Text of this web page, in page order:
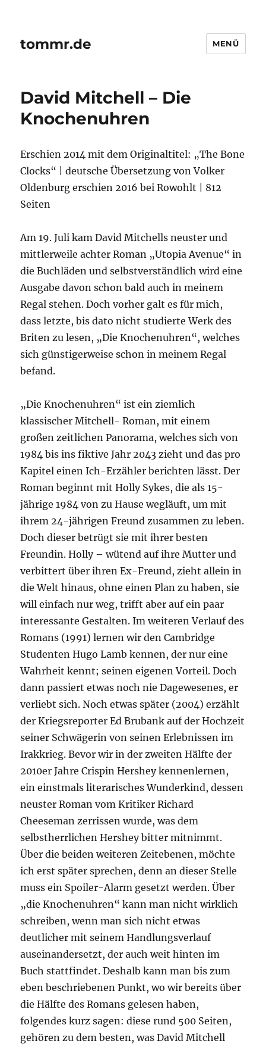
tommr.de MENÜ
David Mitchell – Die
Knochenuhren
Erschien 2014 mit dem Originaltitel: „The Bone
Clocks“ | deutsche Übersetzung von Volker
Oldenburg erschien 2016 bei Rowohlt | 812
Seiten
Am 19. Juli kam David Mitchells neuster und
mittlerweile achter Roman „Utopia Avenue“ in
die Buchläden und selbstverständlich wird eine
Ausgabe davon schon bald auch in meinem
Regal stehen. Doch vorher galt es für mich,
dass letzte, bis dato nicht studierte Werk des
Briten zu lesen, „Die Knochenuhren“, welches
sich günstigerweise schon in meinem Regal
befand.
„Die Knochenuhren“ ist ein ziemlich
klassischer Mitchell- Roman, mit einem
großen zeitlichen Panorama, welches sich von
1984 bis ins fiktive Jahr 2043 zieht und das pro
Kapitel einen Ich-Erzähler berichten lässt. Der
Roman beginnt mit Holly Sykes, die als 15-
jährige 1984 von zu Hause wegläuft, um mit
ihrem 24-jährigen Freund zusammen zu leben.
Doch dieser betrügt sie mit ihrer besten
Freundin. Holly – wütend auf ihre Mutter und
verbittert über ihren Ex-Freund, zieht allein in
die Welt hinaus, ohne einen Plan zu haben, sie
will einfach nur weg, trifft aber auf ein paar
interessante Gestalten. Im weiteren Verlauf des
Romans (1991) lernen wir den Cambridge
Studenten Hugo Lamb kennen, der nur eine
Wahrheit kennt; seinen eigenen Vorteil. Doch
dann passiert etwas noch nie Dagewesenes, er
verliebt sich. Noch etwas später (2004) erzählt
der Kriegsreporter Ed Brubank auf der Hochzeit
seiner Schwägerin von seinen Erlebnissen im
Irakkrieg. Bevor wir in der zweiten Hälfte der
2010er Jahre Crispin Hershey kennenlernen,
ein einstmals literarisches Wunderkind, dessen
neuster Roman vom Kritiker Richard
Cheeseman zerrissen wurde, was dem
selbstherrlichen Hershey bitter mitnimmt.
Über die beiden weiteren Zeitebenen, möchte
ich erst später sprechen, denn an dieser Stelle
muss ein Spoiler-Alarm gesetzt werden. Über
„die Knochenuhren“ kann man nicht wirklich
schreiben, wenn man sich nicht etwas
deutlicher mit seinem Handlungsverlauf
auseinandersetzt, der auch weit hinten im
Buch stattfindet. Deshalb kann man bis zum
eben beschriebenen Punkt, wo wir bereits über
die Hälfte des Romans gelesen haben,
folgendes kurz sagen: diese rund 500 Seiten,
gehören zu dem besten, was David Mitchell